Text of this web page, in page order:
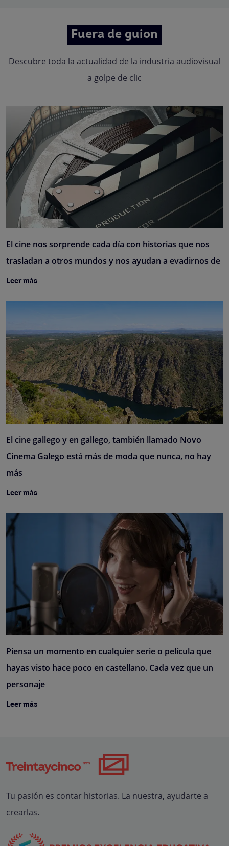
Fuera de guion
Descubre toda la actualidad de la industria audiovisual
a golpe de clic
El cine nos sorprende cada día con historias que nos
trasladan a otros mundos y nos ayudan a evadirnos de
Leer más
El cine gallego y en gallego, también llamado Novo
Cinema Galego está más de moda que nunca, no hay
más
Leer más
Piensa un momento en cualquier serie o película que
hayas visto hace poco en castellano. Cada vez que un
personaje
Leer más
Tu pasión es contar historias. La nuestra, ayudarte a
crearlas.